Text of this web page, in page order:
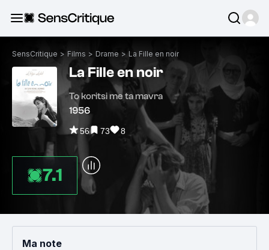
SensCritique > Films > Drame > La Fille en noir
La Fille en noir
To koritsi me ta mavra
1956
56 73 8
7.1
Ma note